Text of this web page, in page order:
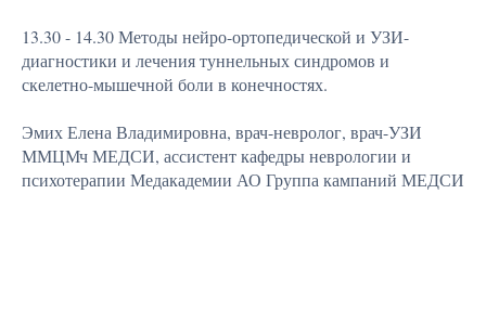
13.30 - 14.30 Методы нейро-ортопедической и УЗИ-
диагностики и лечения туннельных синдромов и
скелетно-мышечной боли в конечностях.
Эмих Елена Владимировна, врач-невролог, врач-УЗИ
ММЦМч МЕДСИ, ассистент кафедры неврологии и
психотерапии Медакадемии АО Группа кампаний МЕДСИ